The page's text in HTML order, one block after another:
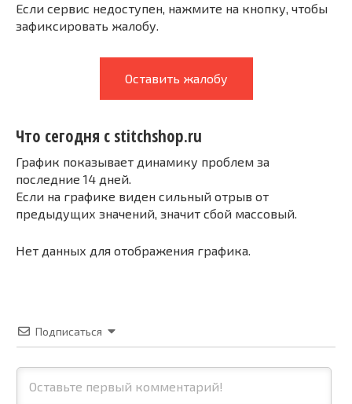
Если сервис недоступен, нажмите на кнопку, чтобы
зафиксировать жалобу.
Оставить жалобу
Что сегодня с stitchshop.ru
График показывает динамику проблем за
последние 14 дней.
Если на графике виден сильный отрыв от
предыдущих значений, значит сбой массовый.
Нет данных для отображения графика.
Подписаться